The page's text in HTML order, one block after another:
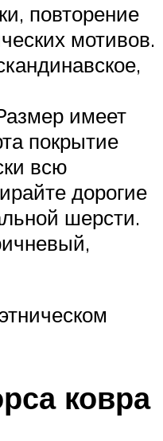
повторение
мотивов.
имеет
покрытие
всю
дорогие
шерсти.
ковра